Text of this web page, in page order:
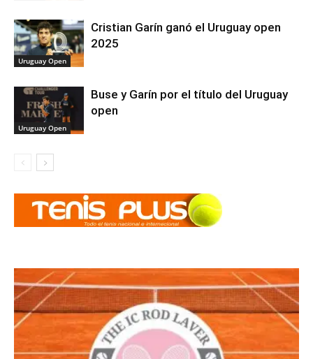
Uruguay Open
Cristian Garín ganó el Uruguay open
2025
Uruguay Open
Buse y Garín por el título del Uruguay
open